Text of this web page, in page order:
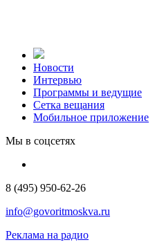
Новости
Интервью
Программы и ведущие
Сетка вещания
Мобильное приложение
Мы в соцсетях
8 (495) 950-62-26
info@govoritmoskva.ru
Реклама на радио